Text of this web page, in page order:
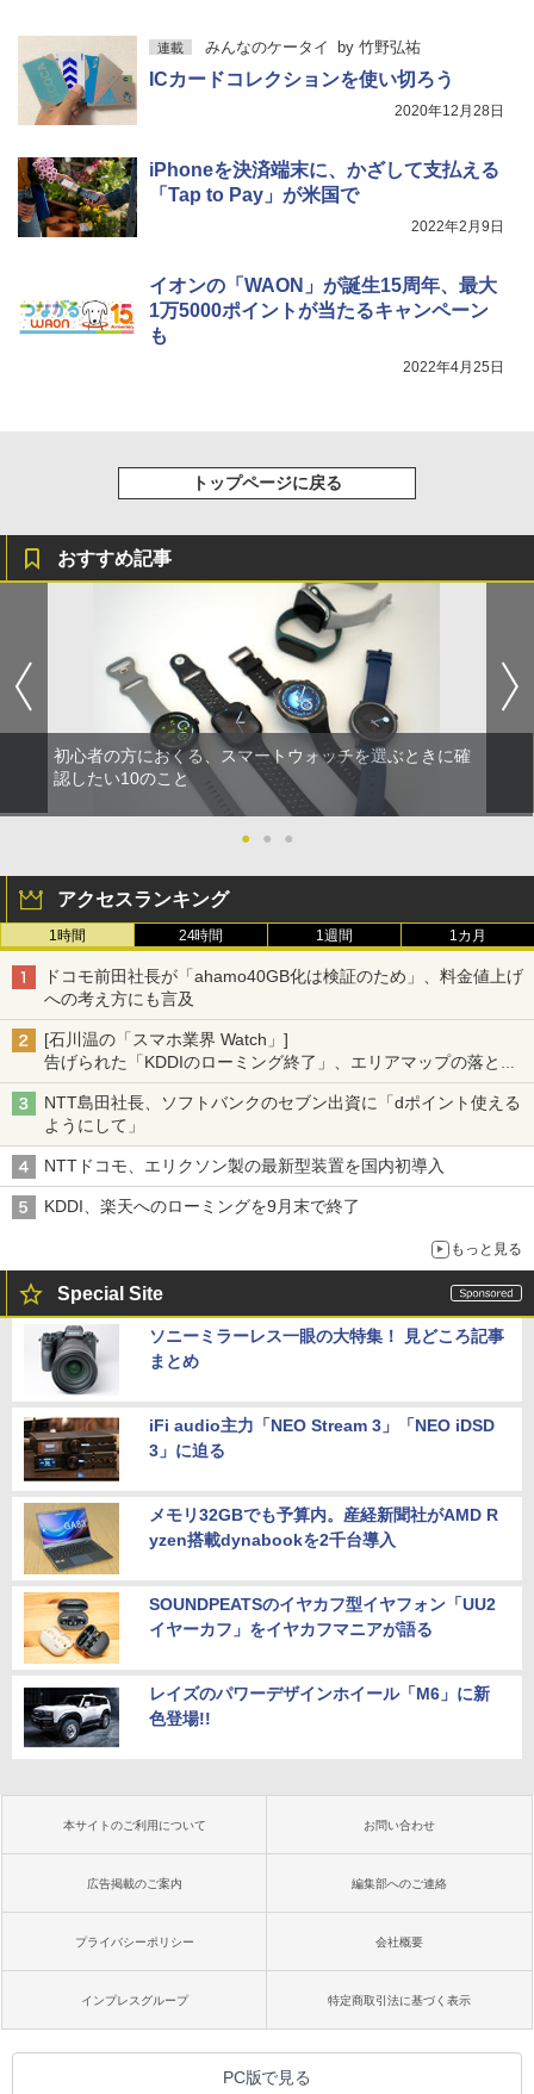
連載 みんなのケータイ by 竹野弘祐
ICカードコレクションを使い切ろう
2020年12月28日
iPhoneを決済端末に、かざして支払える
「Tap to Pay」が米国で
2022年2月9日
イオンの「WAON」が誕生15周年、最大
1万5000ポイントが当たるキャンペーン
も
2022年4月25日
トップページに戻る
おすすめ記事
初心者の方におくる、スマートウォッチを選ぶときに確
認したい10のこと
● ● ●
アクセスランキング
1時間 24時間 1週間 1カ月
ドコモ前田社長が「ahamo40GB化は検証のため」、料金値上げ
への考え方にも言及
[石川温の「スマホ業界 Watch」]
告げられた「KDDIのローミング終了」、エリアマップの落とし
穴と楽天モバイルの課題
NTT島田社長、ソフトバンクのセブン出資に「dポイント使える
ようにして」
NTTドコモ、エリクソン製の最新型装置を国内初導入
KDDI、楽天へのローミングを9月末で終了
もっと見る
Special Site
ソニーミラーレス一眼の大特集！ 見どころ記事
まとめ
iFi audio主力「NEO Stream 3」「NEO iDSD
3」に迫る
メモリ32GBでも予算内。産経新聞社がAMD R
yzen搭載dynabookを2千台導入
SOUNDPEATSのイヤカフ型イヤフォン「UU2
イヤーカフ」をイヤカフマニアが語る
レイズのパワーデザインホイール「M6」に新
色登場!!
本サイトのご利用について お問い合わせ
広告掲載のご案内 編集部へのご連絡
プライバシーポリシー 会社概要
インプレスグループ 特定商取引法に基づく表示
PC版で見る